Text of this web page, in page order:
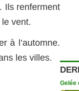
Ils renferment
vent.
à l’automne.
les villes.
Gelée